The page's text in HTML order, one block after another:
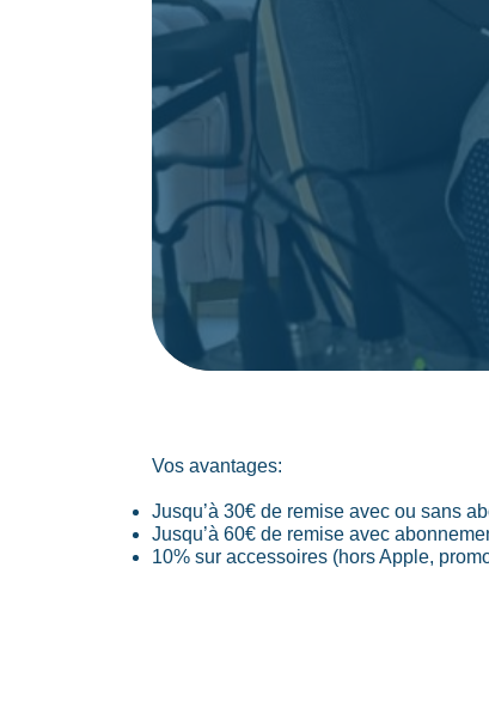
Vos avantages:
Jusqu’à 30€ de remise avec ou sans
Jusqu’à 60€ de remise avec
10% sur accessoires (hors Apple,